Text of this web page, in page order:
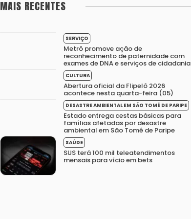
MAIS RECENTES
SERVIÇO
Metrô promove ação de
reconhecimento de paternidade com
exames de DNA e serviços de cidadania
CULTURA
Abertura oficial da Flipelô 2026
acontece nesta quarta-feira (05)
DESASTRE AMBIENTAL EM SÃO TOMÉ DE PARIPE
Estado entrega cestas básicas para
famílias afetadas por desastre
ambiental em São Tomé de Paripe
SAÚDE
SUS terá 100 mil teleatendimentos
mensais para vício em bets